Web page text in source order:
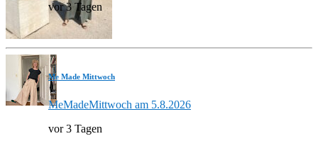
vor 3 Tagen
Me Made Mittwoch
MeMadeMittwoch am 5.8.2026
vor 3 Tagen